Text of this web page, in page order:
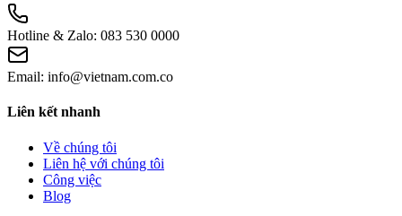
Hotline & Zalo: 083 530 0000
Email: info@vietnam.com.co
Liên kết nhanh
Về chúng tôi
Liên hệ với chúng tôi
Công việc
Blog